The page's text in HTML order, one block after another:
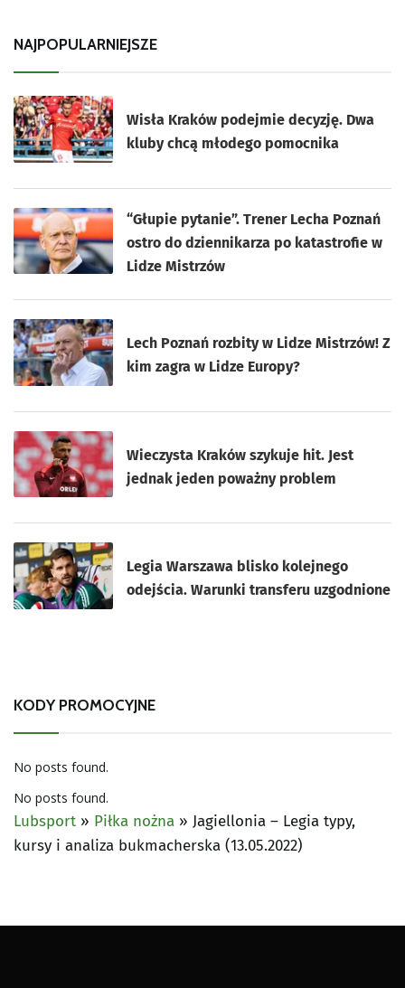
NAJPOPULARNIEJSZE
Wisła Kraków podejmie decyzję. Dwa
kluby chcą młodego pomocnika
“Głupie pytanie”. Trener Lecha Poznań
ostro do dziennikarza po katastrofie w
Lidze Mistrzów
Lech Poznań rozbity w Lidze Mistrzów! Z
kim zagra w Lidze Europy?
Wieczysta Kraków szykuje hit. Jest
jednak jeden poważny problem
Legia Warszawa blisko kolejnego
odejścia. Warunki transferu uzgodnione
KODY PROMOCYJNE
No posts found.
No posts found.
Lubsport » Piłka nożna » Jagiellonia – Legia typy,
kursy i analiza bukmacherska (13.05.2022)